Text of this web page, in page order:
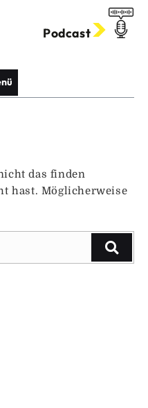
Podcast
das finden
hast. Möglicherweise
Suchen